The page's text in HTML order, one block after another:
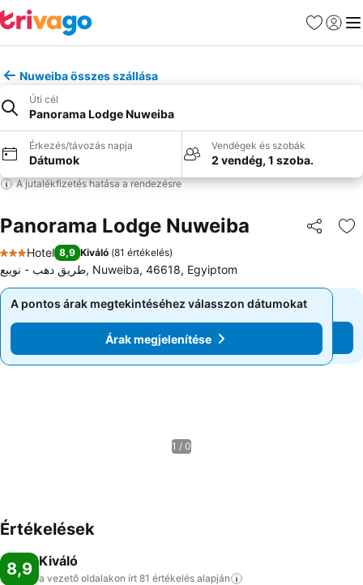
Kedvencek
Nuweiba összes szállása
Úti cél
Panorama Lodge Nuweiba
Érkezés/távozás napja
Dátumok
Vendégek és szobák
2 vendég, 1 szoba.
A jutalékfizetés hatása a rendezésre
Panorama Lodge Nuweiba
3 Kategória
Hotel 8,9 Kiváló (81 értékelés)
طريق دهب - نويبع, Nuweiba, 46618, Egyiptom
A pontos árak megtekintéséhez válasszon dátumokat
Árak megjelenítése
A pontos árak megtekintéséhez válasszon dátumokat
Árak megjelenítése
1 / 0
Értékelések
8,9 Kiváló
a vezető oldalakon írt 81 értékelés alapján